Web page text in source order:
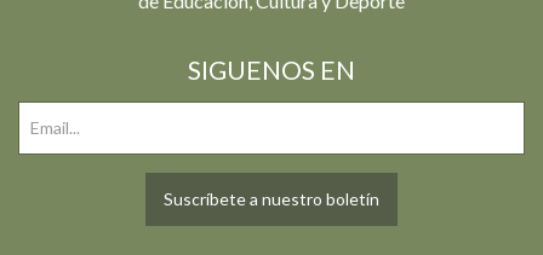
SIGUENOS EN
Suscríbete a nuestro boletín